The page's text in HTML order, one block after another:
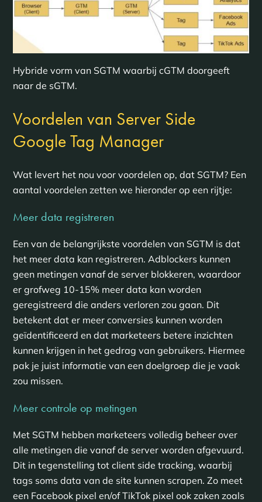
Hybride vorm van SGTM waarbij cGTM doorgeeft
naar de sGTM.
Voordelen van Server Side
Google Tag Manager
Wat levert het nou voor voordelen op, dat SGTM? Een
aantal voordelen zetten we hieronder op een rijtje:
Meer data registreren
Een van de belangrijkste voordelen van SGTM is dat
het meer data kan registreren. Adblockers kunnen
geen metingen vanaf de server blokkeren, waardoor
er grofweg 10-15% meer data kan worden
geregistreerd die anders verloren zou gaan. Dit
betekent dat er meer conversies kunnen worden
geïdentificeerd en dat marketeers betere inzichten
kunnen krijgen in het gedrag van gebruikers. Hiermee
pak je juist informatie van een doelgroep die je vaak
zou missen.
Meer controle op metingen
Met SGTM hebben marketeers volledig beheer over
alle metingen die vanaf de server worden afgevuurd.
Dit in tegenstelling tot client side tracking, waarbij
tags soms data van de site kunnen scrapen. Zo meet
een Facebook pixel en/of TikTok pixel ook zaken zoals